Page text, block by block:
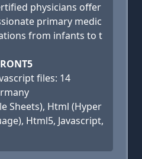
physicians offer
primary medic
from infants to t
files: 14
Sheets), Html (Hyper
Html5, Javascript,